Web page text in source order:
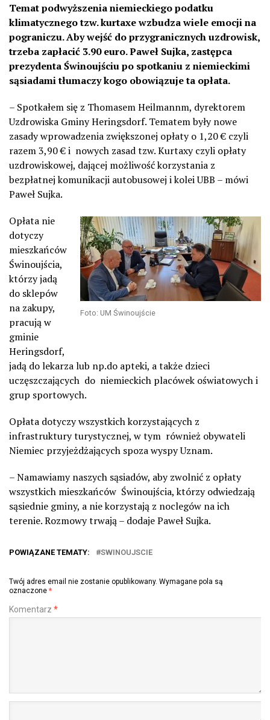
Temat podwyższenia niemieckiego podatku
klimatycznego tzw. kurtaxe wzbudza wiele emocji na
pograniczu. Aby wejść do przygranicznych uzdrowisk,
trzeba zapłacić 3.90 euro. Paweł Sujka, zastępca
prezydenta Świnoujściu po spotkaniu z niemieckimi
sąsiadami tłumaczy kogo obowiązuje ta opłata.
– Spotkałem się z Thomasem Heilmannm, dyrektorem
Uzdrowiska Gminy Heringsdorf. Tematem były nowe
zasady wprowadzenia zwiększonej opłaty o 1,20 € czyli
razem 3,90 € i nowych zasad tzw. Kurtaxy czyli opłaty
uzdrowiskowej, dającej możliwość korzystania z
bezpłatnej komunikacji autobusowej i kolei UBB – mówi
Paweł Sujka.
Foto: UM Świnoujście
Opłata nie
dotyczy
mieszkańców
Świnoujścia,
którzy jadą
do sklepów
na zakupy,
pracują w
gminie
Heringsdorf,
jadą do lekarza lub np.do apteki, a także dzieci
uczęszczających do niemieckich placówek oświatowych i
grup sportowych.
Opłata dotyczy wszystkich korzystających z
infrastruktury turystycznej, w tym również obywateli
Niemiec przyjeżdżających spoza wyspy Uznam.
– Namawiamy naszych sąsiadów, aby zwolnić z opłaty
wszystkich mieszkańców Świnoujścia, którzy odwiedzają
sąsiednie gminy, a nie korzystają z noclegów na ich
terenie. Rozmowy trwają – dodaje Paweł Sujka.
POWIĄZANE TEMATY: SWINOUJSCIE
Twój adres email nie zostanie opublikowany. Wymagane pola są
oznaczone *
Komentarz *